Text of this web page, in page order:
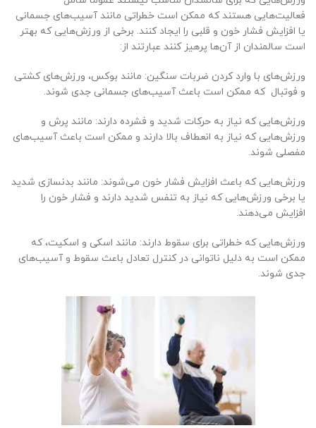
فعالیت‌هایی هستند که ممکن است خطراتی مانند آسیب‌های جسمانی
یا افزایش فشار خون و قلبی را ایجاد کنند. برخی از ورزش‌هایی که بهتر
است سالمندان از آن‌ها پرهیز کنند عبارتند از:
ورزش‌های با وارد کردن ضربات سنگین: مانند بوکس، ورزش‌های کشتی
و فوتبال که ممکن است باعث آسیب‌های جسمانی جدی شوند.
ورزش‌هایی که نیاز به حرکات شدید و فشرده دارند: مانند پرش و
ورزش‌هایی که نیاز به انعطاف بالا دارند و ممکن است باعث آسیب‌های
مفصلی شوند.
ورزش‌هایی که باعث افزایش فشار خون می‌شوند: مانند بدنسازی شدید
یا برخی ورزش‌هایی که نیاز به تنفس شدید دارند و فشار خون را
افزایش می‌دهند.
ورزش‌هایی که خطراتی برای سقوط دارند: مانند اسکی و اسکیت، که
ممکن است به دلیل ناتوانی در کنترل تعادل باعث سقوط و آسیب‌های
جدی شوند.